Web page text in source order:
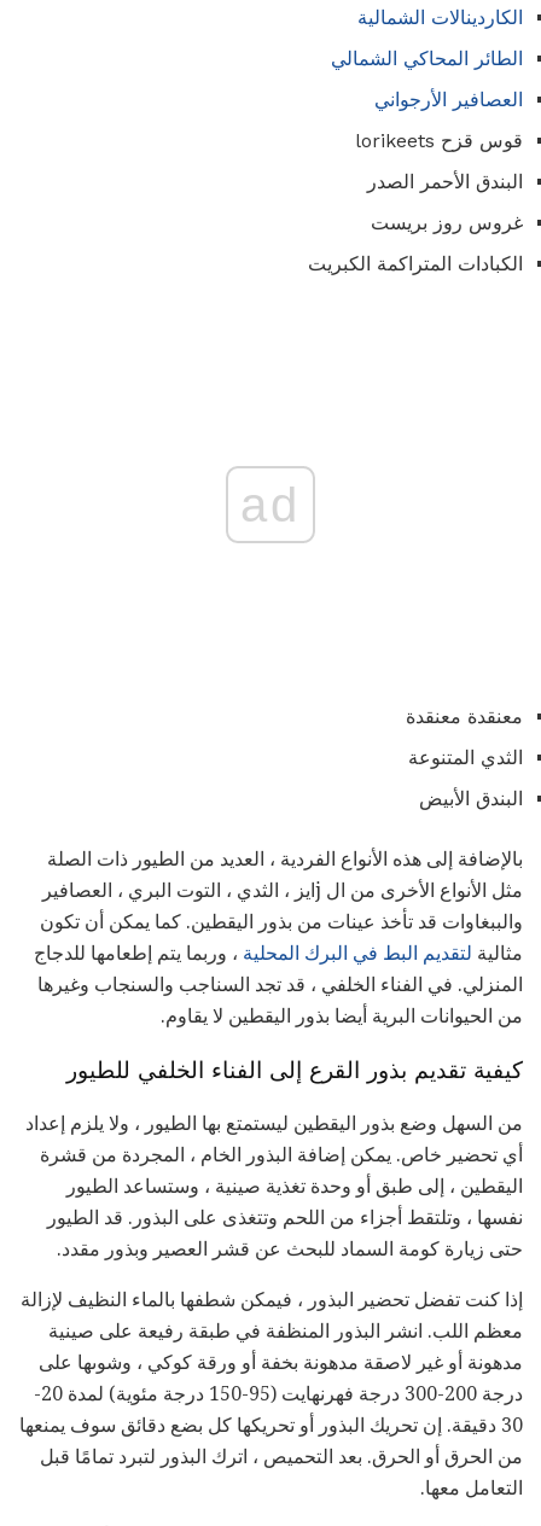
الكاردينالات الشمالية
الطائر المحاكي الشمالي
العصافير الأرجواني
قوس قزح lorikeets
البندق الأحمر الصدر
غروس روز بريست
الكبادات المتراكمة الكبريت
ad
معنقدة معنقدة
الثدي المتنوعة
البندق الأبيض
بالإضافة إلى هذه الأنواع الفردية ، العديد من الطيور ذات الصلة
مثل الأنواع الأخرى من ال jايز ، الثدي ، التوت البري ، العصافير
والببغاوات قد تأخذ عينات من بذور اليقطين. كما يمكن أن تكون
مثالية لتقديم البط في البرك المحلية ، وربما يتم إطعامها للدجاج
المنزلي. في الفناء الخلفي ، قد تجد السناجب والسنجاب وغيرها
من الحيوانات البرية أيضا بذور اليقطين لا يقاوم.
كيفية تقديم بذور القرع إلى الفناء الخلفي للطيور
من السهل وضع بذور اليقطين ليستمتع بها الطيور ، ولا يلزم إعداد
أي تحضير خاص. يمكن إضافة البذور الخام ، المجردة من قشرة
اليقطين ، إلى طبق أو وحدة تغذية صينية ، وستساعد الطيور
نفسها ، وتلتقط أجزاء من اللحم وتتغذى على البذور. قد الطيور
حتى زيارة كومة السماد للبحث عن قشر العصير وبذور مقدد.
إذا كنت تفضل تحضير البذور ، فيمكن شطفها بالماء النظيف لإزالة
معظم اللب. انشر البذور المنظفة في طبقة رفيعة على صينية
مدهونة أو غير لاصقة مدهونة بخفة أو ورقة كوكي ، وشوىها على
درجة 200-300 درجة فهرنهايت (95-150 درجة مئوية) لمدة 20-
30 دقيقة. إن تحريك البذور أو تحريكها كل بضع دقائق سوف يمنعها
من الحرق أو الحرق. بعد التحميص ، اترك البذور لتبرد تمامًا قبل
التعامل معها.